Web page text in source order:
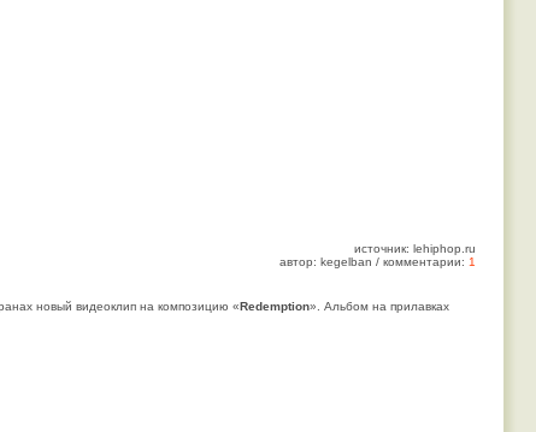
источник: lehiphop.ru
автор: kegelban / комментарии: 1
новый видеоклип на композицию «Redemption». Альбом на прилавках